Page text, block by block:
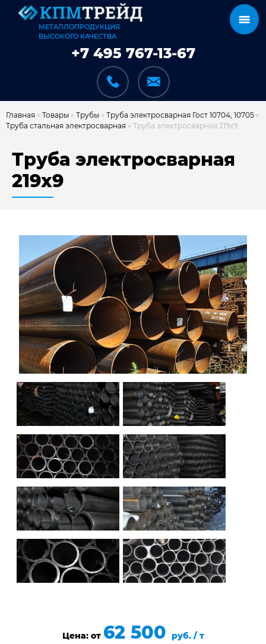
МЕТАЛЛОПРОДУКЦИЯ
ВЫСОКОГО КАЧЕСТВА
+7 495 767-13-67
КАК МЫ РАБОТАЕМ
ДОСТАВКА И ОПЛАТА
НАШИ ОБЪЕКТЫ
ОТЗЫВЫ
О НАС
БЛОГ
КОНТАКТЫ
Главная » Товары » Трубы » Труба электросварная Гост 10704, 10705 »
Труба стальная электросварная » Труба электросварная 219х9
Труба электросварная
219х9
Цена: от 62 500 руб. / т